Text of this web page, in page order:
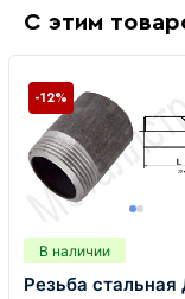
С этим
В наличии
Резьба стальная
-12%